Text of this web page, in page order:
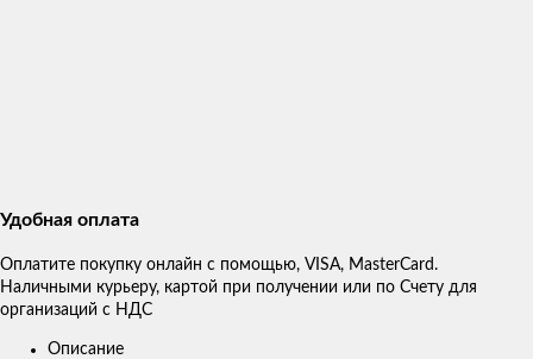
Удобная оплата
Оплатите покупку онлайн с помощью, VISA, MasterCard.
Наличными курьеру, картой при получении или по Счету для
организаций с НДС
Описание